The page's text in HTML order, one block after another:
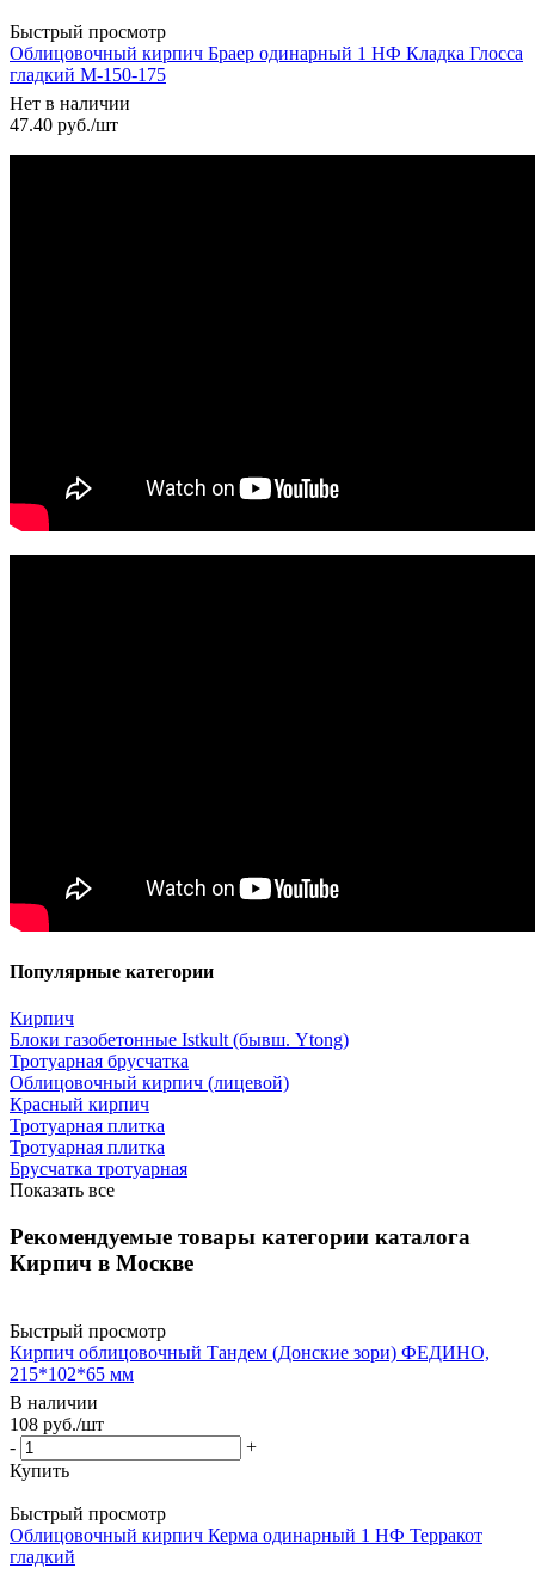
Быстрый просмотр
Облицовочный кирпич Браер одинарный 1 НФ Кладка Глосса
гладкий М-150-175
Нет в наличии
47.40 руб./шт
Популярные категории
Кирпич
Блоки газобетонные Istkult (бывш. Ytong)
Тротуарная брусчатка
Облицовочный кирпич (лицевой)
Красный кирпич
Тротуарная плитка
Тротуарная плитка
Брусчатка тротуарная
Показать все
Рекомендуемые товары категории каталога
Кирпич в Москве
Быстрый просмотр
Кирпич облицовочный Тандем (Донские зори) ФЕДИНО,
215*102*65 мм
В наличии
108 руб./шт
-
+
Купить
Быстрый просмотр
Облицовочный кирпич Керма одинарный 1 НФ Терракот
гладкий